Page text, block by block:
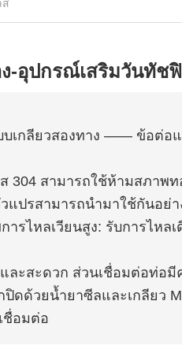
ส
ง-อุปกรณ์เสริมวันทัช
เกลียวสองทาง —— ข้อต่อ
304 สามารถใช้ห้ามสภาพท
แปรสามารถนำมาใช้กันอย่
ารไหลเวียนสูง: รับการไหล
ละสะดวก ส่วนเชื่อมต่อท่อ
ปิดด้วยน้ำยาซีลและเกลียว
ชื่อมต่อ